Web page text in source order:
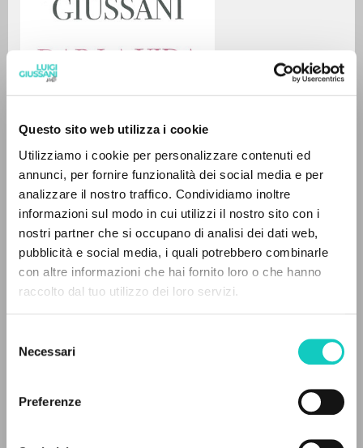
Questo sito web utilizza i cookie
Utilizziamo i cookie per personalizzare contenuti ed
annunci, per fornire funzionalità dei social media e per
analizzare il nostro traffico. Condividiamo inoltre
informazioni sul modo in cui utilizzi il nostro sito con i
nostri partner che si occupano di analisi dei dati web,
pubblicità e social media, i quali potrebbero combinarle
con altre informazioni che hai fornito loro o che hanno
raccolto dal tuo utilizzo dei loro servizi.
delNecessari
Preferenze
Carrón JuliánCurator and preface autor
Giussani CarmenTranslator
Giussani LuigiAuthor
Spanish
THE PROJECT
bibliographic references, full texts in 5
languages, and dedicated thematic sections.